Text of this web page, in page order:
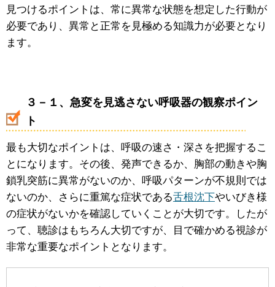
見つけるポイントは、常に異常な状態を想定した行動が
必要であり、異常と正常を見極める知識力が必要となり
ます。
３－１、急変を見逃さない呼吸器の観察ポイン
ト
最も大切なポイントは、呼吸の速さ・深さを把握するこ
とになります。その後、発声できるか、胸部の動きや胸
鎖乳突筋に異常がないのか、呼吸パターンが不規則では
ないのか、さらに重篤な症状である舌根沈下やいびき様
の症状がないかを確認していくことが大切です。したが
って、聴診はもちろん大切ですが、目で確かめる視診が
非常な重要なポイントとなります。